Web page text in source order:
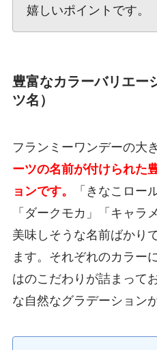
嬉しいポイントです。
豊富なカラーバリエー
ツ名）
フランミーワンデーの大
ーツの名前が付けられた
ョンです。
「きなこロー
「ダークモカ」「キャラ
美味しそうな名前ばかり
ます。それぞれのカラー
はのこだわりが詰まって
な自然なグラデーション